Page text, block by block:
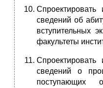
сведений об
вступительных
факультеты
сведений о
поступающих